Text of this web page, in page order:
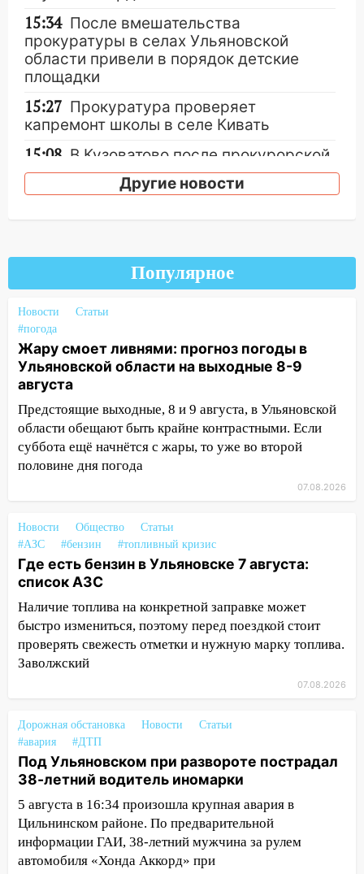
15:34 После вмешательства
прокуратуры в селах Ульяновской
области привели в порядок детские
площадки
15:27 Прокуратура проверяет
капремонт школы в селе Кивать
15:08 В Кузоватово после прокурорской
проверки обновили разметку на
пешеходных переходах
50-метровом участке
14:22 В Новом городе 8 августа пройдет
большой фестиваль «Наше время» с
мотофристайлом и концертом
«Мураками»
14:04 Жару смоет ливнями: прогноз
погоды в Ульяновской области на
выходные 8-9 августа
13:30 В Ульяновске транспортные
полицейские проведут акцию «Час
пассажира»
обокрали женщину на пляже и
подростка в сквере
13:01 В Димитровграде мужчина
выбросил из машины страйкбольную
гранату: его задержали
12:34 На Ульяновскую область
надвигается сильнейшая непогода: град
и шквал до 27 м/с
из Европы и потерял 760 тысяч рублей
12:20
В Чердаклинском районе
столкнулись «Лада» и Chevrolet:
пострадал 14-летний подросток
12:00 Где есть бензин в Ульяновске 7
августа: список АЗС
11:50 Заснул рядом с ребёнком и
Другие новости
Популярное
Новости
Статьи
#погода
Жару смоет ливнями: прогноз погоды в
Ульяновской области на выходные 8-9
августа
Предстоящие выходные, 8 и 9 августа, в Ульяновской
области обещают быть крайне контрастными. Если
суббота ещё начнётся с жары, то уже во второй
половине дня погода
07.08.2026
Новости Общество
Статьи
#АЗС
#бензин #топливный кризис
Где есть бензин в Ульяновске 7 августа:
список АЗС
Наличие топлива на конкретной заправке может
быстро измениться, поэтому перед поездкой стоит
проверять свежесть отметки и нужную марку топлива.
Заволжский
07.08.2026
Дорожная обстановка Новости
Статьи
#авария
#ДТП
Под Ульяновском при развороте пострадал
38-летний водитель иномарки
5 августа в 16:34 произошла крупная авария в
Цильнинском районе. По предварительной
информации ГАИ, 38-летний мужчина за рулем
автомобиля «Хонда Аккорд» при